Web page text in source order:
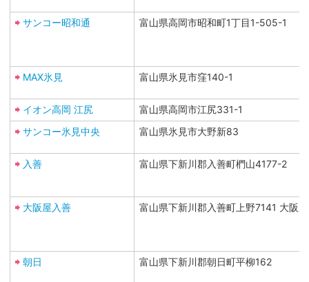
サンコー昭和通 富山県高岡市昭和町1丁目1-505-1
MAX氷見 富山県氷見市窪140-1
イオン高岡 江尻
富山県高岡市江尻331-1
サンコー氷見中央
富山県氷見市大野新83
入善 富山県下新川郡入善町椚山4177-2
大阪屋入善 富山県下新川郡入善町上野7141 大阪
朝日 富山県下新川郡朝日町平柳162